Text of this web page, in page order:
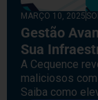
MARÇO 10, 2025
Gestão
Sua
A Cequence
maliciosos com
Saiba como